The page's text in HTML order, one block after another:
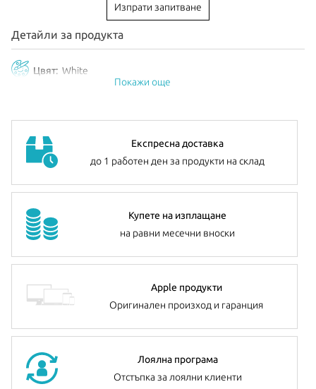
Изпрати запитване
Детайли за продукта
Цвят: White
Покажи още
Експресна доставка
до 1 работен ден за продукти на склад
Купете на изплащане
на равни месечни вноски
Apple продукти
Оригинален произход и гаранция
Лоялна програма
Отстъпка за лоялни клиенти